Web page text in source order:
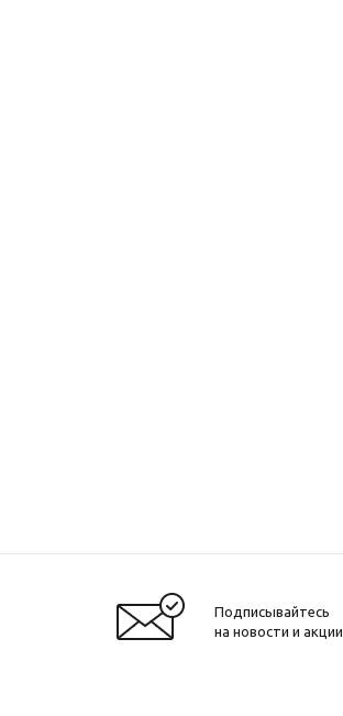
Подписывайтесь
на новости и акции